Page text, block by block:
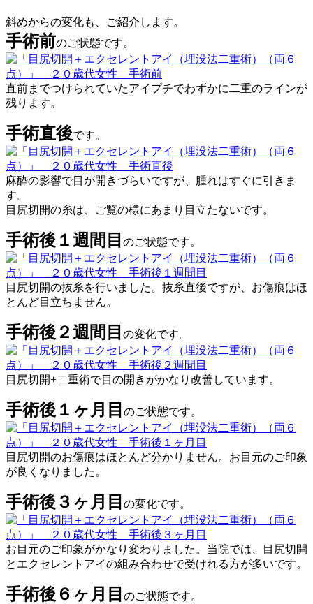
斜めからの変化も、ご紹介します。
手術前のご状態です。
直前までつけられていたアイプチでわずかに二重のラインが
残ります。
手術直後です。
麻酔の影響で目が開きづらいですが、腫れはすぐに引きま
す。
目尻切開の糸は、ご覧の様にあまり目立たないです。
手術後１週間目 のご状態です。
目尻切開の抜糸を行いました。抜糸直後ですが、お傷痕はほ
とんど目立ちません。
手術後２週間目 の変化です。
目尻切開+二重術で目の開きがかなり改善しています。
手術後１ヶ月目 のご状態です。
目尻切開のお傷痕はほとんど分かりません。お目元のご印象
が良くなりました。
手術後３ヶ月目 の変化です。
お目元のご印象がかなり変わりました。当院では、目尻切開
とエクセレントアイの組み合わせで受けれる方が多いです。
手術後６ヶ月目 のご状態です。